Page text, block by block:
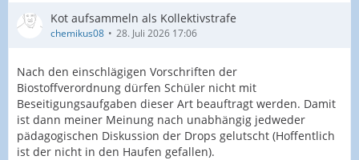
Kot aufsammeln als Kollektivstrafe
chemikus08 28. Juli 2026 17:06
Nach den einschlägigen Vorschriften der
Biostoffverordnung dürfen Schüler nicht mit
Beseitigungsaufgaben dieser Art beauftragt werden. Damit
ist dann meiner Meinung nach unabhängig jedweder
pädagogischen Diskussion der Drops gelutscht (Hoffentlich
ist der nicht in den Haufen gefallen).